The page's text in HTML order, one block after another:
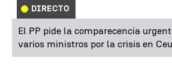
DIRECTO
El PP pide la comparecencia
varios ministros por la crisis en